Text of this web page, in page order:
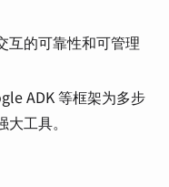
互的可靠性和可管理
ADK 等框架为多步
工具。